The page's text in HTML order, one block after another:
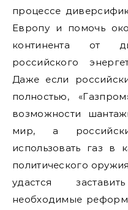
процессе
Европу и помочь
континента от
российского
Даже если
полностью,
возможности
мир, а
использовать газ в
политического
удастся
необходимые